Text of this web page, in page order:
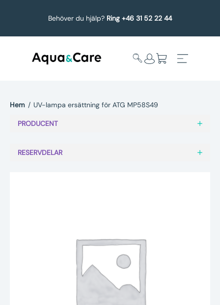
Behöver du hjälp? Ring +46 31 52 22 44
undermeny
Underhållstips
Kontakt
Hem / UV-lampa ersättning för ATG MP58S49
PRODUCENT
RESERVDELAR